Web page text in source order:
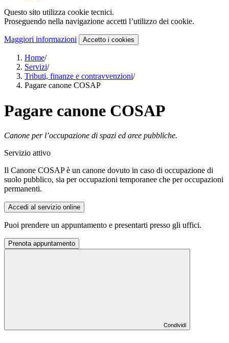
Questo sito utilizza cookie tecnici.
Proseguendo nella navigazione accetti l’utilizzo dei cookie.
Maggiori informazioni Accetto i cookies
Home/
Servizi/
Tributi, finanze e contravvenzioni/
Pagare canone COSAP
Pagare canone COSAP
Canone per l’occupazione di spazi ed aree pubbliche.
Servizio attivo
Il Canone COSAP è un canone dovuto in caso di occupazione di
suolo pubblico, sia per occupazioni temporanee che per occupazioni
permanenti.
Accedi al servizio online
Puoi prendere un appuntamento e presentarti presso gli uffici.
Prenota appuntamento
Condividi